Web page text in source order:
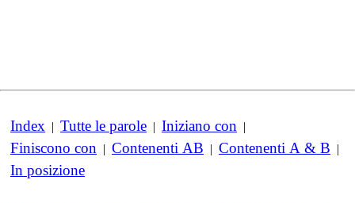
Index | Tutte le parole | Iniziano con |
Finiscono con | Contenenti AB | Contenenti A & B |
In posizione